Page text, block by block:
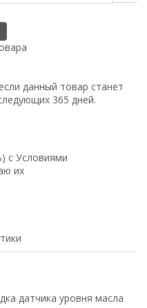
данный товар станет
365 дней.
с Условиями
их
датчика уровня масла